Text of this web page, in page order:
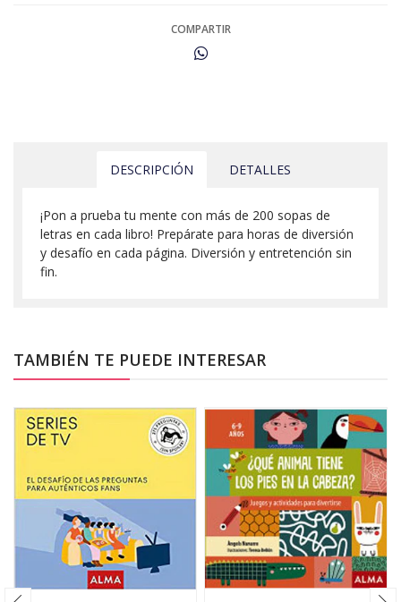
COMPARTIR
DESCRIPCIÓN DETALLES
¡Pon a prueba tu mente con más de 200 sopas de
letras en cada libro! Prepárate para horas de diversión
y desafío en cada página. Diversión y entretención sin
fin.
TAMBIÉN TE PUEDE INTERESAR